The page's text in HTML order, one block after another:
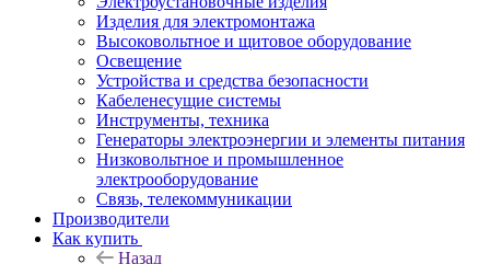
Изделия для электромонтажа
Высоковольтное и щитовое оборудование
Освещение
Устройства и средства безопасности
Кабеленесущие системы
Инструменты, техника
Генераторы электроэнергии и элементы питания
Низковольтное и промышленное
электрооборудование
Связь, телекоммуникации
Производители
Как купить
Назад